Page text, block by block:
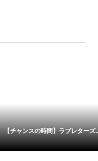
然わかってない」西野亮廣が...